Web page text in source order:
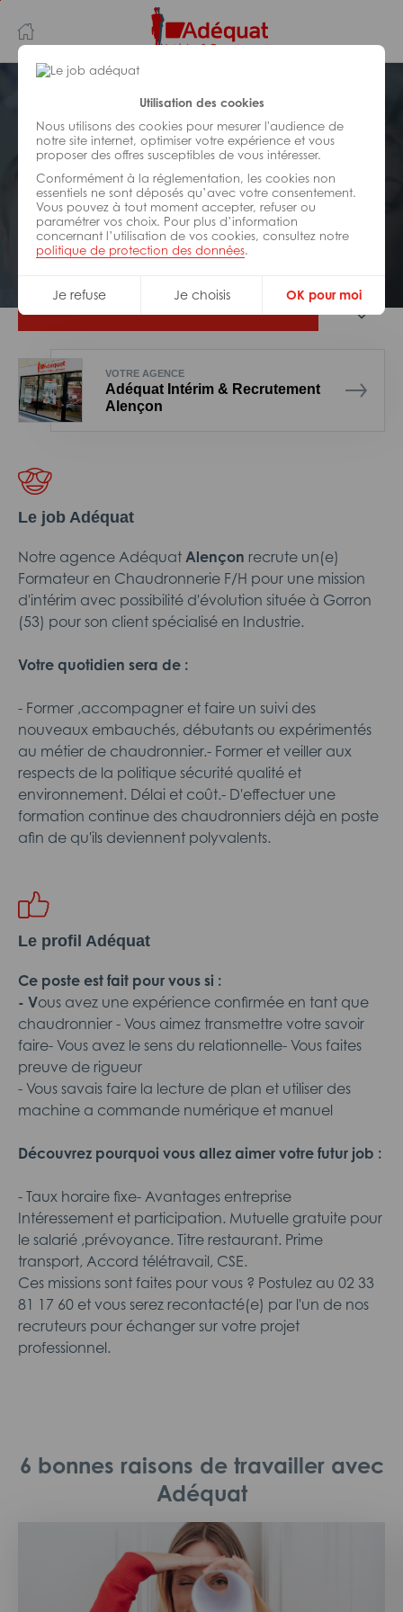
Utilisation des cookies
Nous utilisons des cookies pour mesurer l'audience de
notre site internet, optimiser votre expérience et vous
proposer des offres susceptibles de vous intéresser.
Conformément à la réglementation, les cookies non
essentiels ne sont déposés qu’avec votre consentement.
Vous pouvez à tout moment accepter, refuser ou
paramétrer vos choix. Pour plus d’information
concernant l’utilisation de vos cookies, consultez notre
politique de protection des données.
Je refuse Je choisis OK pour moi
au
contenu
principal
navigation
COMMUNICATION/MARKETING
Réf : 0JM-317511
Formateur en chaudronnerie H/F
CDI Gorron
VOTRE AGENCE
Adéquat Intérim & Recrutement
Alençon
Le job Adéquat
Notre agence Adéquat Alençon recrute un(e)
Formateur en Chaudronnerie F/H pour une mission
d'intérim avec possibilité d'évolution située à Gorron
(53) pour son client spécialisé en Industrie.
Votre quotidien sera de :
- Former ,accompagner et faire un suivi des
nouveaux embauchés, débutants ou expérimentés
au métier de chaudronnier.- Former et veiller aux
respects de la politique sécurité qualité et
environnement. Délai et coût.- D'effectuer une
formation continue des chaudronniers déjà en poste
afin de qu'ils deviennent polyvalents.
Le profil Adéquat
Ce poste est fait pour vous si :
- Vous avez une expérience confirmée en tant que
chaudronnier - Vous aimez transmettre votre savoir
faire- Vous avez le sens du relationnelle- Vous faites
preuve de rigueur
- Vous savais faire la lecture de plan et utiliser des
machine a commande numérique et manuel
Découvrez pourquoi vous allez aimer votre futur job :
- Taux horaire fixe- Avantages entreprise
Intéressement et participation. Mutuelle gratuite pour
le salarié ,prévoyance. Titre restaurant. Prime
transport, Accord télétravail, CSE.
Ces missions sont faites pour vous ? Postulez au 02 33
81 17 60 et vous serez recontacté(e) par l'un de nos
recruteurs pour échanger sur votre projet
professionnel.
6 bonnes raisons de travailler avec
Adéquat